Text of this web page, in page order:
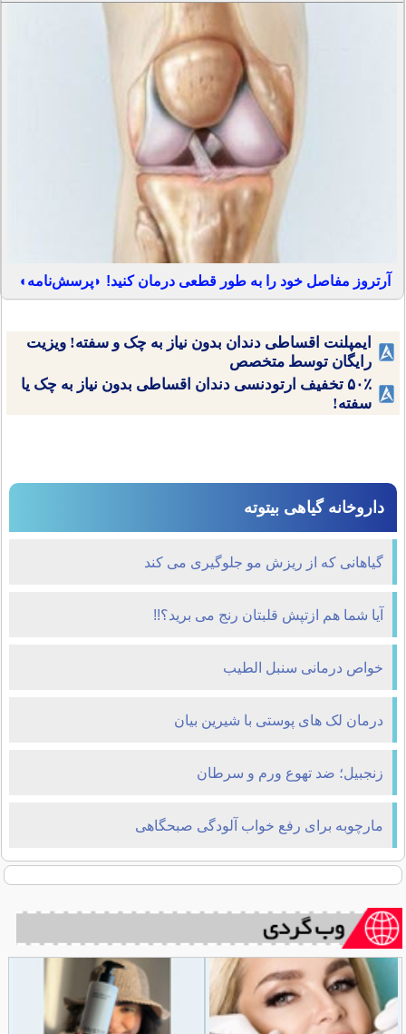
آرتروز مفاصل خود را به طور قطعی درمان کنید! ◗پرسش‌نامه◖
ایمپلنت اقساطی دندان بدون نیاز به چک و سفته! ویزیت
رایگان توسط متخصص
۵۰٪ تخفیف ارتودنسی دندان اقساطی بدون نیاز به چک یا
سفته!
داروخانه گیاهی بیتوته
گیاهانی که از ریزش مو جلوگیری می کند
آیا شما هم ازتپش قلبتان رنج می برید؟!!
خواص درمانی سنبل الطیب
درمان لک ‌های پوستی با شیرین بیان
زنجبیل؛ ضد تهوع ورم و سرطان
مارچوبه برای رفع خواب آلودگی صبحگاهی